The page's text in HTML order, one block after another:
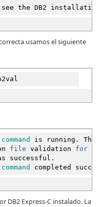
see the DB2
usamos el siguiente
command
is running. This
file validation for
successful.
command completed
DB2 Express-C instalado. La